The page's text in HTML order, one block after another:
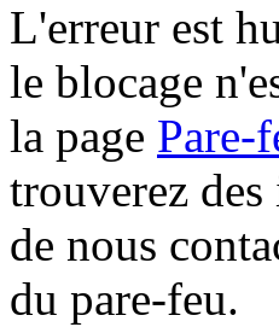
L'erreur est
le blocage
la page Pare-
trouverez
de nous
du pare-feu.